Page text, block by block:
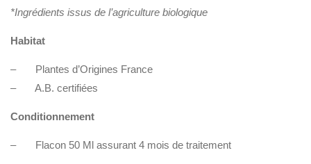
*Ingrédients issus de l’agriculture biologique
Habitat
– Plantes d’Origines France
– A.B. certifiées
Conditionnement
– Flacon 50 Ml assurant 4 mois de traitement